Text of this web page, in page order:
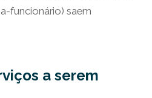
funcionário) saem
a serem